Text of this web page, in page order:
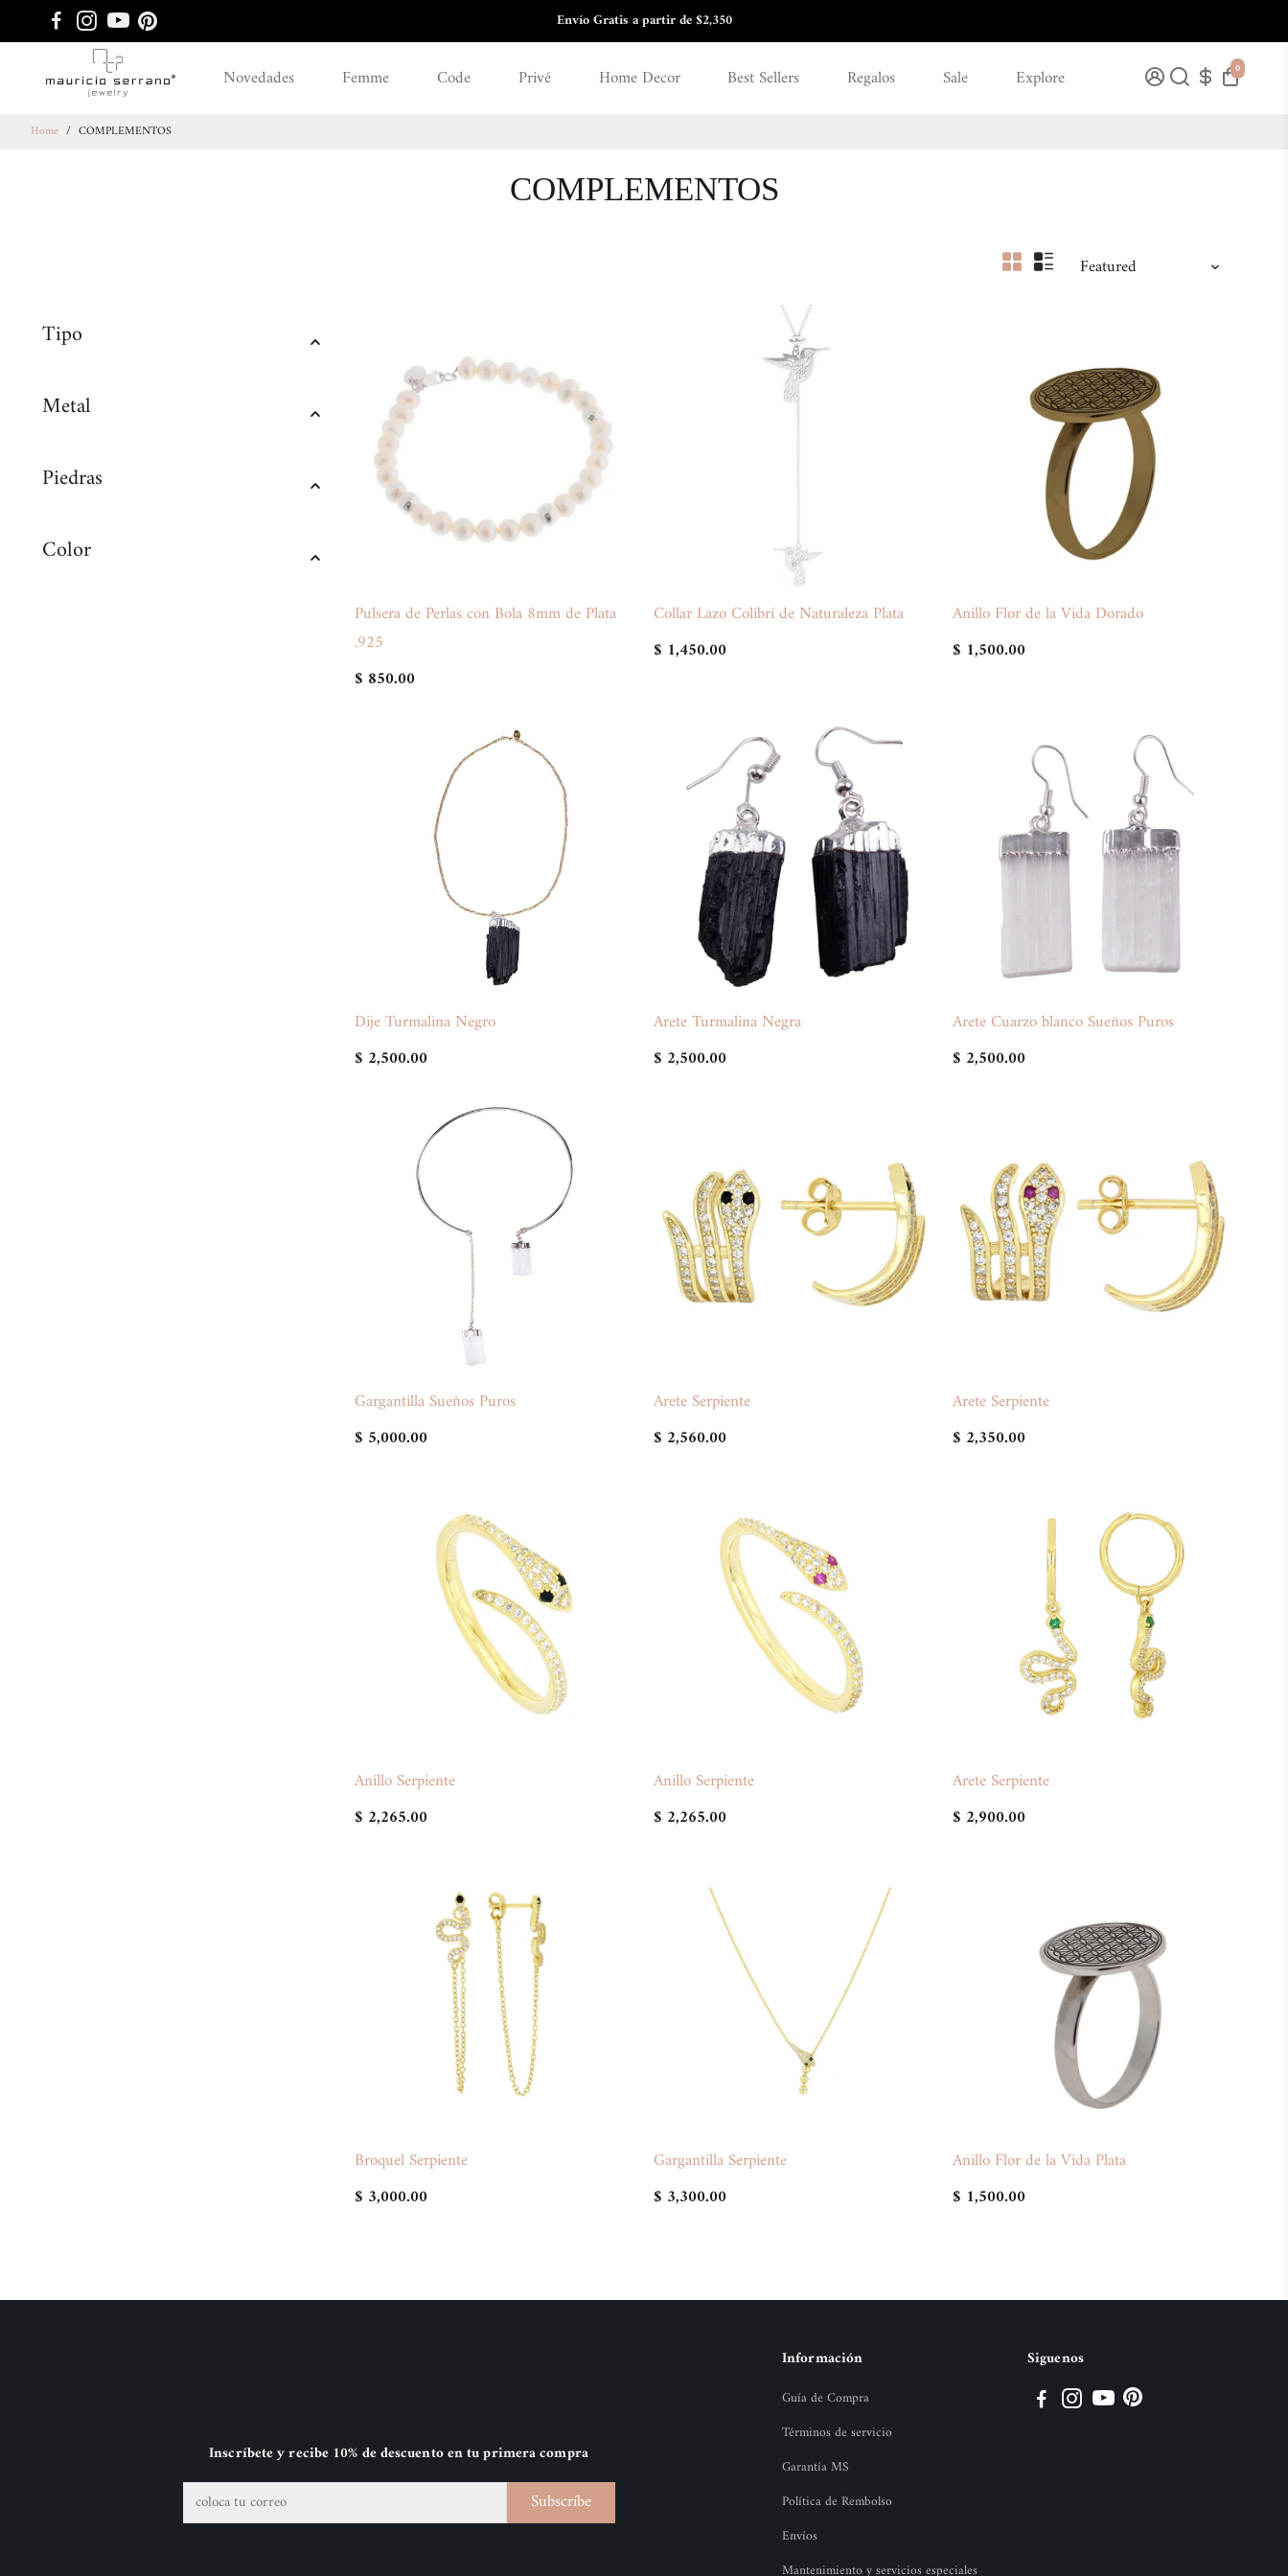
Envío Gratis a partir de $2,350
Novedades Femme Code Privé Home Decor Best Sellers Regalos Sale Explore 0
Home / COMPLEMENTOS
COMPLEMENTOS
Tipo
Metal
Piedras
Color
Pulsera de Perlas con Bola 8mm de Plata
.925
$ 850.00
Collar Lazo Colibrí de Naturaleza Plata
$ 1,450.00
Anillo Flor de la Vida Dorado
$ 1,500.00
Dije Turmalina Negro
$ 2,500.00
Arete Turmalina Negra
$ 2,500.00
Arete Cuarzo blanco Sueños Puros
$ 2,500.00
Gargantilla Sueños Puros
$ 5,000.00
Arete Serpiente
$ 2,560.00
Arete Serpiente
$ 2,350.00
Anillo Serpiente
$ 2,265.00
Anillo Serpiente
$ 2,265.00
Arete Serpiente
$ 2,900.00
Broquel Serpiente
$ 3,000.00
Gargantilla Serpiente
$ 3,300.00
Anillo Flor de la Vida Plata
$ 1,500.00
Inscríbete y recibe 10% de descuento en tu primera compra
Subscríbe
Información
Guía de Compra
Términos de servicio
Garantía MS
Política de Rembolso
Envíos
Mantenimiento y servicios especiales
Siguenos